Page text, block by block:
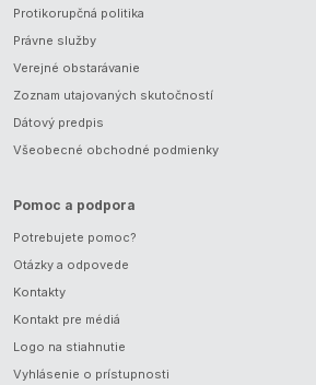
Protikorupčná politika
Právne služby
Verejné obstarávanie
Zoznam utajovaných skutočností
Dátový predpis
Všeobecné obchodné podmienky
Pomoc a podpora
Potrebujete pomoc?
Otázky a odpovede
Kontakty
Kontakt pre médiá
Logo na stiahnutie
Vyhlásenie o prístupnosti